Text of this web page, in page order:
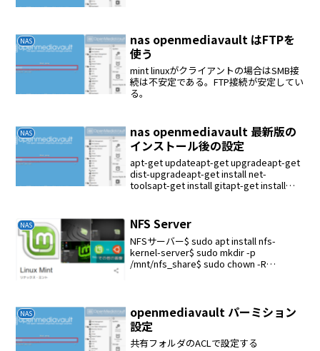
NAS
nas openmediavault はFTPを
使う
mint linuxがクライアントの場合はSMB接
続は不安定である。FTP接続が安定してい
る。
NAS
nas openmediavault 最新版の
インストール後の設定
apt-get updateapt-get upgradeapt-get
dist-upgradeapt-get install net-
toolsapt-get install gitapt-get install
NAS NFS Server
NFSサーバー$ sudo apt install nfs-
kernel-server$ sudo mkdir -p
/mnt/nfs_share$ sudo chown -R
NAS
openmediavault パーミション
設定
共有フォルダのACLで設定する